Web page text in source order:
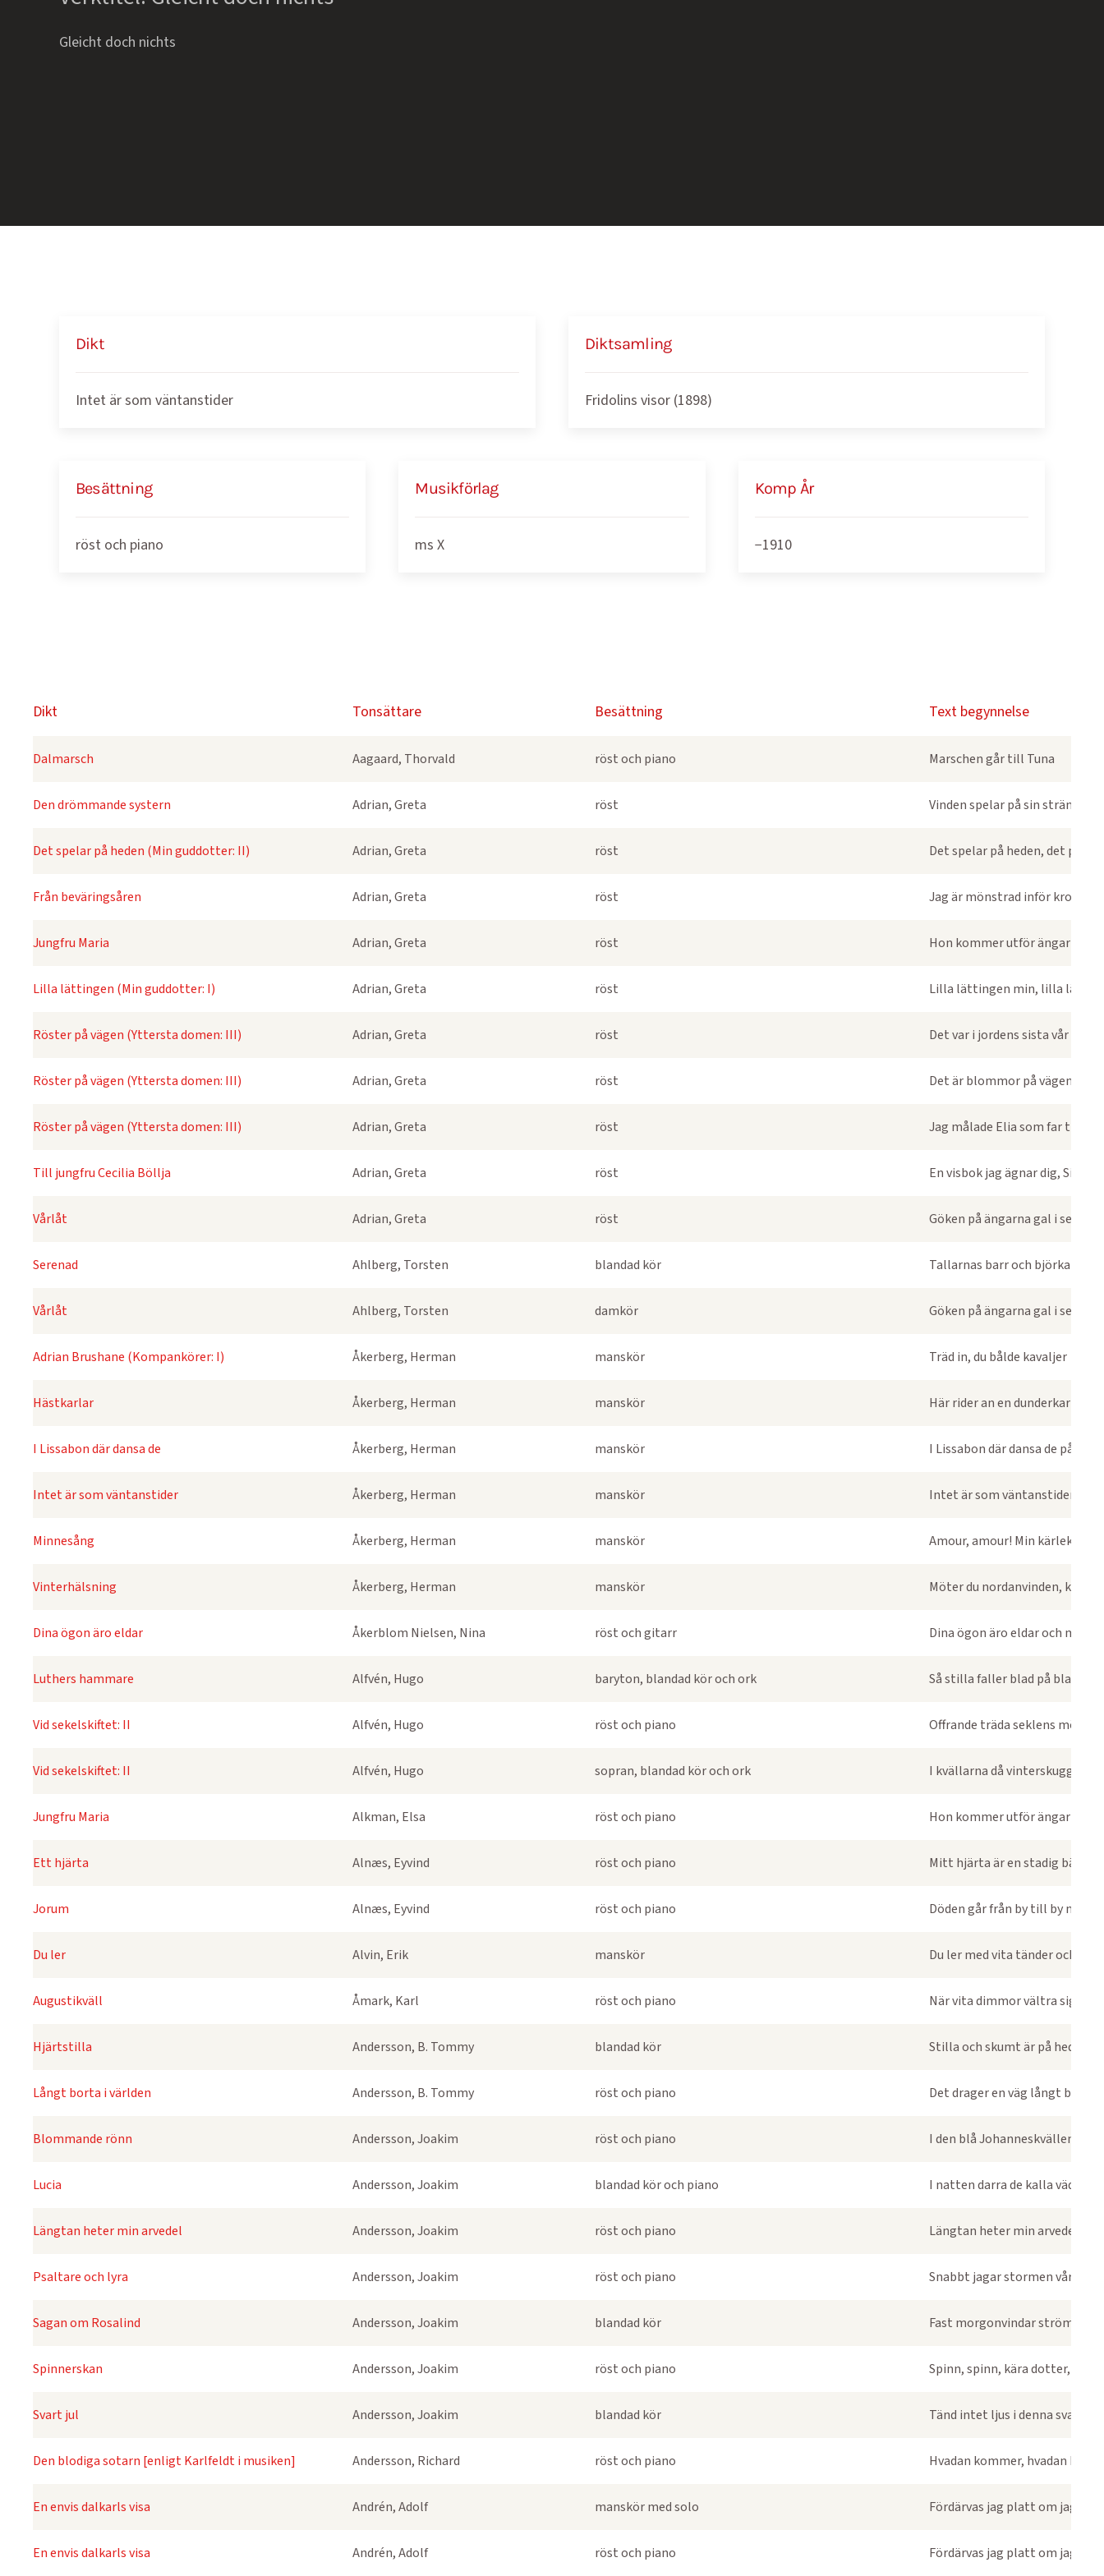
Gleicht doch nichts
Dikt
Intet är som väntanstider
Diktsamling
Fridolins visor (1898)
Besättning
röst och piano
Musikförlag
ms X
Komp År
−1910
Dikt Tonsättare Besättning Text begynnelse
Dalmarsch Aagaard, Thorvald röst och piano Marschen går till Tuna
Den drömmande systern Adrian, Greta röst Vinden spelar på sin sträng
Det spelar på heden (Min guddotter: II) Adrian, Greta röst Det spelar på heden, det
Från beväringsåren Adrian, Greta röst Jag är mönstrad inför kronans
Jungfru Maria Adrian, Greta röst Hon kommer utför ängarna
Lilla lättingen (Min guddotter: I) Adrian, Greta röst Lilla lättingen min, lilla
Röster på vägen (Yttersta domen: III) Adrian, Greta röst Det var i jordens sista vår du
Röster på vägen (Yttersta domen: III) Adrian, Greta röst Det är blommor på vägen till
Röster på vägen (Yttersta domen: III) Adrian, Greta röst Jag målade Elia som far till
Till jungfru Cecilia Böllja Adrian, Greta röst En visbok jag ägnar dig,
Vårlåt Adrian, Greta röst Göken på ängarna gal i sena
Serenad Ahlberg, Torsten blandad kör Tallarnas barr och björkarnas
Vårlåt Ahlberg, Torsten damkör Göken på ängarna gal i sena
Adrian Brushane (Kompankörer: I) Åkerberg, Herman manskör Träd in, du bålde kavaljer
Hästkarlar Åkerberg, Herman manskör Här rider an en dunderkarl
I Lissabon där dansa de Åkerberg, Herman manskör I Lissabon där dansa de på
Intet är som väntanstider Åkerberg, Herman manskör Intet är som väntanstider,
Minnesång Åkerberg, Herman manskör Amour, amour! Min kärlek är
Vinterhälsning Åkerberg, Herman manskör Möter du nordanvinden, karl
Dina ögon äro eldar Åkerblom Nielsen, Nina röst och gitarr Dina ögon äro eldar och min
Luthers hammare Alfvén, Hugo baryton, blandad kör och ork Så stilla faller blad på blad
Vid sekelskiftet: II Alfvén, Hugo röst och piano Offrande träda seklens mör
Vid sekelskiftet: II Alfvén, Hugo sopran, blandad kör och ork I kvällarna då vinterskuggor
Jungfru Maria Alkman, Elsa röst och piano Hon kommer utför ängarna
Ett hjärta Alnæs, Eyvind röst och piano Mitt hjärta är en stadig bälg
Jorum Alnæs, Eyvind röst och piano Döden går från by till by med
Du ler Alvin, Erik manskör Du ler med vita tänder och
Augustikväll Åmark, Karl röst och piano När vita dimmor vältra sig
Hjärtstilla Andersson, B. Tommy blandad kör Stilla och skumt är på heden
Långt borta i världen Andersson, B. Tommy röst och piano Det drager en väg långt borta i
Blommande rönn Andersson, Joakim röst och piano I den blå Johanneskvällen vilar
Lucia Andersson, Joakim blandad kör och piano I natten darra de kalla väder
Längtan heter min arvedel Andersson, Joakim röst och piano Längtan heter min arvedel,
Psaltare och lyra Andersson, Joakim röst och piano Snabbt jagar stormen våra år
Sagan om Rosalind Andersson, Joakim blandad kör Fast morgonvindar strömma
Spinnerskan Andersson, Joakim röst och piano Spinn, spinn, kära dotter, jag
Svart jul Andersson, Joakim blandad kör Tänd intet ljus i denna svarta
Den blodiga sotarn [enligt Karlfeldt i musiken] Andersson, Richard röst och piano Hvadan kommer, hvadan
En envis dalkarls visa Andrén, Adolf manskör med solo Fördärvas jag platt om jag
En envis dalkarls visa Andrén, Adolf röst och piano Fördärvas jag platt om jag